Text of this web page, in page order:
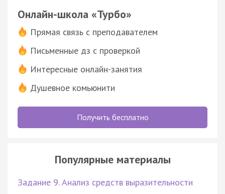
Онлайн-школа «Турбо»
Прямая связь с преподавателем
Письменные дз с проверкой
Интересные онлайн-занятия
Душевное комьюнити
Получить бесплатно
Популярные материалы
Задание 9. Анализ средств выразительности